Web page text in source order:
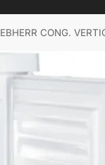
CONG.